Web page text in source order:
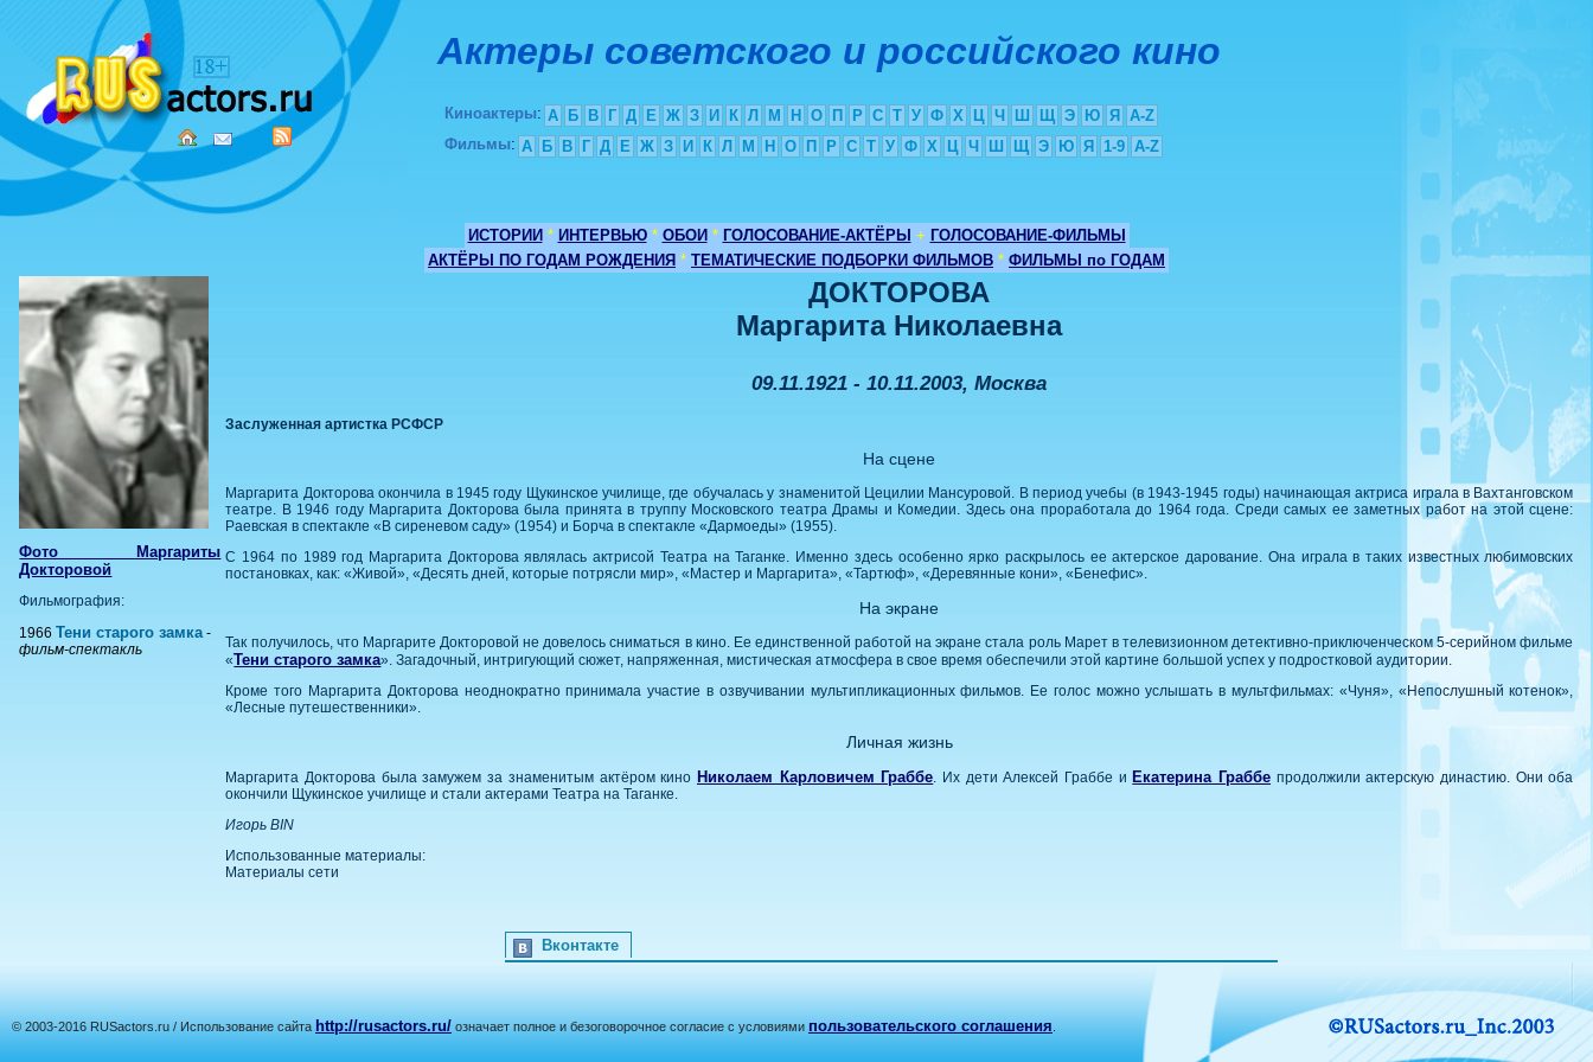
Актеры советского и российского кино
Киноактеры: А Б В Г Д Е Ж З И К Л М Н О П Р С Т У Ф Х Ц Ч Ш Щ Э Ю Я
A-Z
Фильмы: А Б В Г Д Е Ж З И К Л М Н О П Р С Т У Ф Х Ц Ч Ш Щ Э Ю Я 1-9 A-Z
ИСТОРИИ * ИНТЕРВЬЮ * ОБОИ * ГОЛОСОВАНИЕ-АКТЁРЫ + ГОЛОСОВАНИЕ-ФИЛЬМЫ
АКТЁРЫ ПО ГОДАМ РОЖДЕНИЯ * ТЕМАТИЧЕСКИЕ ПОДБОРКИ ФИЛЬМОВ * ФИЛЬМЫ по ГОДАМ
Фото Маргариты
Докторовой
Фильмография:
1966Тени старого замка-
фильм-спектакль
ДОКТОРОВА
Маргарита Николаевна
09.11.1921 - 10.11.2003, Москва
Заслуженная артистка РСФСР
На сцене
Маргарита Докторова окончила в 1945 году Щукинское училище, где обучалась у знаменитой Цецилии Мансуровой. В период учебы (в 1943-1945 годы) начинающая актриса играла в Вахтанговском
театре. В 1946 году Маргарита Докторова была принята в труппу Московского театра Драмы и Комедии. Здесь она проработала до 1964 года. Среди самых ее заметных работ на этой сцене:
Раевская в спектакле «В сиреневом саду» (1954) и Борча в спектакле «Дармоеды» (1955).
С 1964 по 1989 год Маргарита Докторова являлась актрисой Театра на Таганке. Именно здесь особенно ярко раскрылось ее актерское дарование. Она играла в таких известных любимовских
постановках, как: «Живой», «Десять дней, которые потрясли мир», «Мастер и Маргарита», «Тартюф», «Деревянные кони», «Бенефис».
На экране
Так получилось, что Маргарите Докторовой не довелось сниматься в кино. Ее единственной работой на экране стала роль Марет в телевизионном детективно-приключенческом 5-серийном фильме
«Тени старого замка». Загадочный, интригующий сюжет, напряженная, мистическая атмосфера в свое время обеспечили этой картине большой успех у подростковой аудитории.
Кроме того Маргарита Докторова неоднократно принимала участие в озвучивании мультипликационных фильмов. Ее голос можно услышать в мультфильмах: «Чуня», «Непослушный котенок»,
«Лесные путешественники».
Личная жизнь
Маргарита Докторова была замужем за знаменитым актёром кино Николаем Карловичем Граббе. Их дети Алексей Граббе и Екатерина Граббе продолжили актерскую династию. Они оба
окончили Щукинское училище и стали актерами Театра на Таганке.
Игорь BIN
Использованные материалы:
Материалы сети
Вконтакте
© 2003-2016 RUSactors.ru / Использование сайта http://rusactors.ru/ означает полное и безоговорочное согласие с условиями пользовательского соглашения